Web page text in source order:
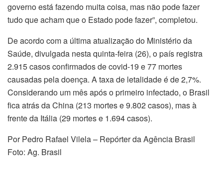
governo está fazendo muita coisa, mas não pode fazer
tudo que acham que o Estado pode fazer”, completou.
De acordo com a última atualização do Ministério da
Saúde, divulgada nesta quinta-feira (26), o país registra
2.915 casos confirmados de covid-19 e 77 mortes
causadas pela doença. A taxa de letalidade é de 2,7%.
Considerando um mês após o primeiro infectado, o Brasil
fica atrás da China (213 mortes e 9.802 casos), mas à
frente da Itália (29 mortes e 1.694 casos).
Por Pedro Rafael Vilela – Repórter da Agência Brasil
Foto: Ag. Brasil